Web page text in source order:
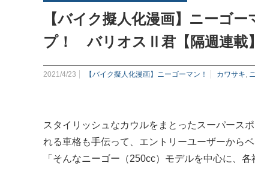
【バイク擬人化漫画】ニーゴ
プ！ バリオスⅡ君【隔週連載】
2021/4/23 【バイク擬人化漫画】ニーゴーマン！ カワサキ
スタイリッシュなカウルをまとったスーパース
れる車格も手伝って、エントリーユーザーから
「そんなニーゴー（250cc）モデルを中心に、